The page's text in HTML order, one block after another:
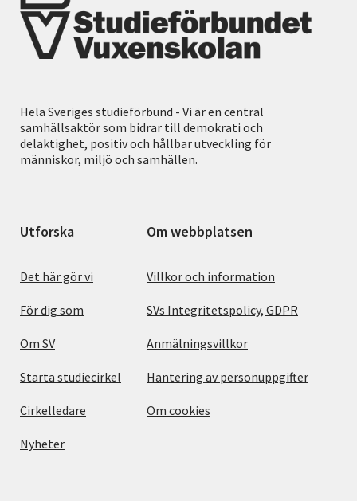
Hela Sveriges studieförbund - Vi är en central
samhällsaktör som bidrar till demokrati och
delaktighet, positiv och hållbar utveckling för
människor, miljö och samhällen.
Utforska
Det här gör vi
För dig som
Om SV
Starta studiecirkel
Cirkelledare
Nyheter
Om webbplatsen
Villkor och information
SVs Integritetspolicy, GDPR
Anmälningsvillkor
Hantering av personuppgifter
Om cookies